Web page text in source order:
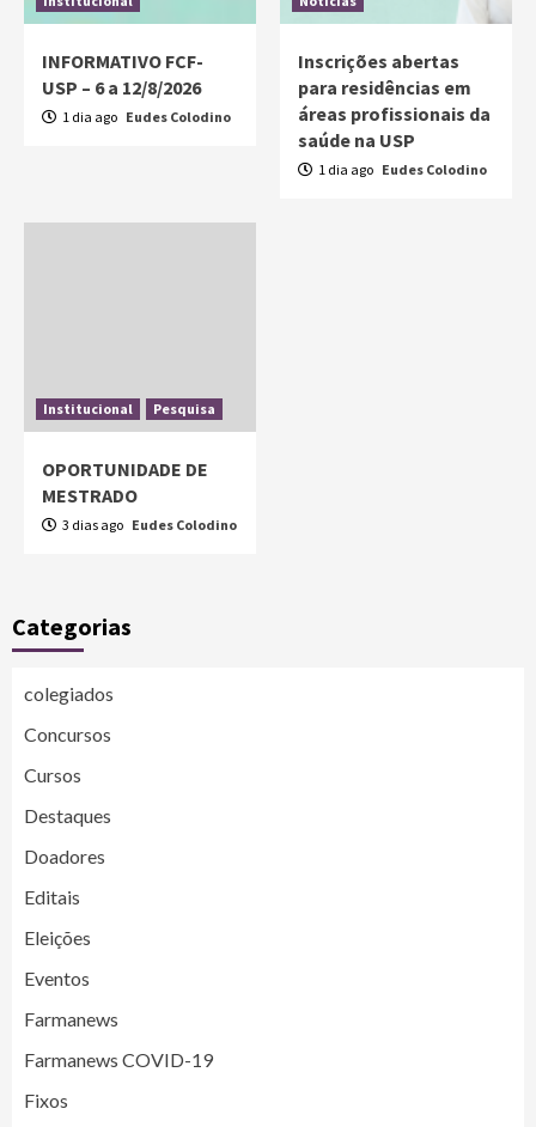
INFORMATIVO FCF-
USP – 6 a 12/8/2026
1 dia ago Eudes Colodino
Inscrições abertas
para residências em
áreas profissionais da
saúde na USP
1 dia ago Eudes Colodino
Institucional Pesquisa
OPORTUNIDADE DE
MESTRADO
3 dias ago Eudes Colodino
Categorias
colegiados
Concursos
Cursos
Destaques
Doadores
Editais
Eleições
Eventos
Farmanews
Farmanews COVID-19
Fixos